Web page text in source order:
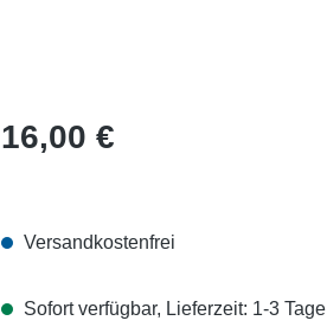
Regulärer Preis:
16,00 €
Versandkostenfrei
Sofort verfügbar, Lieferzeit: 1-3 Tage